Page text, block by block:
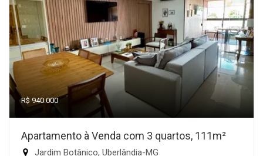
R$ 940.000
Apartamento à Venda com 3 quartos, 111m²
Jardim Botânico, Uberlândia-MG